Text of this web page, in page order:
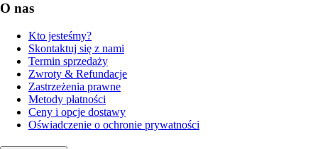
O nas
Kto jesteśmy?
Skontaktuj się z nami
Termin sprzedaży
Zwroty & Refundacje
Zastrzeżenia prawne
Metody płatności
Ceny i opcje dostawy
Oświadczenie o ochronie prywatności